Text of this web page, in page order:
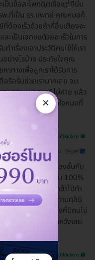
ป็นข้อสะโพกติดเชื้อแต่ที่นั่น
พ.ที่เป็น รร.แพทย์ คุณหมอก็
ที่ต้องเร็วด้วยถ้าที่อื่นเตียงจะ
ะเป็นเอกชนด้วยจะเร็วในการ
เรื่องเอาประวัติคนไข้ให้เรา
ย่างไรบ้าง ประทับใจคุณ
ทางเพื่อลูกเราได้รับการ
รือร้นช่วยเรามากเลย จน
อบคุณหมอสุชาติไม่หาย แล้ว
านที่อื่นแล้วประทับใจหมอที่
รีวิวสถานที่ให้บริการ 🏥
ดูรีวิวต้นฉบับ
ตัว ตัดสินใจทำตาสองชั้นกับ
ต่ดูแลดีจริง ดีเยี่ยม 100%
พดีเยี่ยม ( เราไม่กล้าไปทำ
รรมโดยตรง แพทย์ตามคลินิ
าจึงตัดสินใจทำที่นี่ ทั้งที่มีคนไม่
คิดไม่ผิด และไม่ผิดหวังเลย
รีวิวสถานที่ให้บริการ 🏥
×